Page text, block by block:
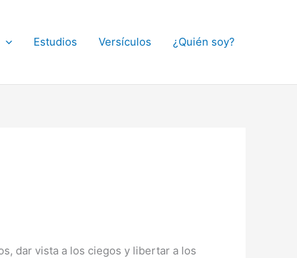
Estudios Versículos ¿Quién soy?
dar vista a los ciegos y libertar a los